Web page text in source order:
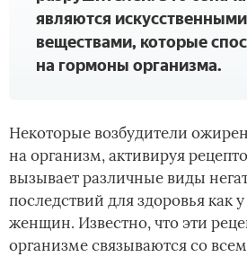
являются
веществами, которые
на гормоны организма.
Некоторые возбудители
на организм, активируя
вызывает различные виды
последствий для здоровья как
женщин. Известно, что эти
организме связываются со